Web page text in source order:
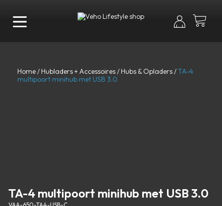
Home/ Hubladers + Accessoires/ Hubs & Opladers/TA-4
multipoort minihub met USB 3.0
TA-4 multipoort minihub met USB 3.0